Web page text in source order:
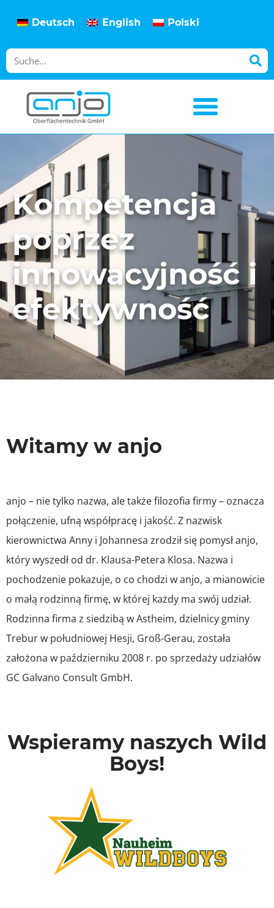
Deutsch English Polski
Kompetencja
poprzez
innowa­cyjność i
efektywność
Witamy w anjo
anjo – nie tylko nazwa, ale także filozofia firmy – oznacza
połączenie, ufną współpracę i jakość. Z nazwisk
kierownictwa Anny i Johannesa zrodził się pomysł anjo,
który wyszedł od dr. Klausa-Petera Klosa. Nazwa i
pochodzenie pokazuje, o co chodzi w anjo, a mianowicie
o małą rodzinną firmę, w której każdy ma swój udział.
Rodzinna firma z siedzibą w Astheim, dzielnicy gminy
Trebur w południowej Hesji, Groß-Gerau, została
założona w październiku 2008 r. po sprzedaży udziałów
GC Galvano Consult GmbH.
Wspieramy naszych Wild
Boys!